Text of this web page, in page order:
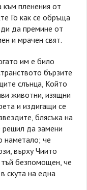
към пленения от
Го как се обръща
да премине от
и мрачен свят.
им е било
бързите
слънца, Който
животни, изящни
и издигащи се
блясъка на
решил да замени
наметало; че
върху Чиито
безпомощен, че
скута на една